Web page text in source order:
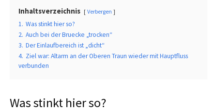
Inhaltsverzeichnis Verbergen
1. Was stinkt hier so?
2. Auch bei der Bruecke „trocken“
3. Der Einlaufbereich ist „dicht“
4. Ziel war: Altarm an der Oberen Traun wieder mit Hauptfluss
verbunden
Was stinkt hier so?